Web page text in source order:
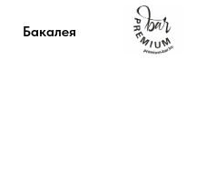
Бакалея